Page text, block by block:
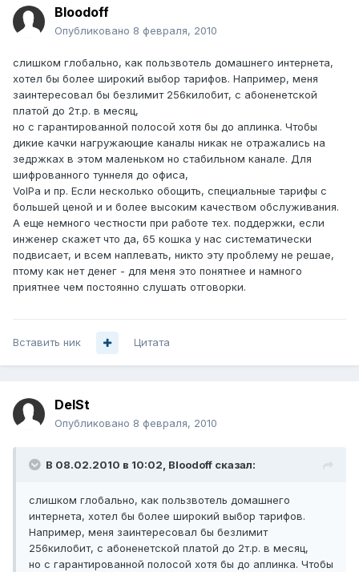
Bloodoff
Опубликовано 8 февраля, 2010
слишком глобально, как пользвотель домашнего интернета,
хотел бы более широкий выбор тарифов. Например, меня
заинтересовал бы безлимит 256килобит, с абоненетской
платой до 2т.р. в месяц,
но с гарантированной полосой хотя бы до аплинка. Чтобы
дикие качки нагружающие каналы никак не отражались на
зедржках в этом маленьком но стабильном канале. Для
шифрованного туннеля до офиса,
VoIPа и пр. Если несколько обощить, специальные тарифы с
большей ценой и и более высоким качеством обслуживания.
А еще немного честности при работе тех. поддержки, если
инженер скажет что да, 65 кошка у нас систематически
подвисает, и всем наплевать, никто эту проблему не решае,
птому как нет денег - для меня это понятнее и намного
приятнее чем постоянно слушать отговорки.
Вставить ник Цитата
DelSt
Опубликовано 8 февраля, 2010
В 08.02.2010 в 10:02, Bloodoff сказал:
слишком глобально, как пользвотель домашнего
интернета, хотел бы более широкий выбор тарифов.
Например, меня заинтересовал бы безлимит
256килобит, с абоненетской платой до 2т.р. в месяц,
но с гарантированной полосой хотя бы до аплинка. Чтобы